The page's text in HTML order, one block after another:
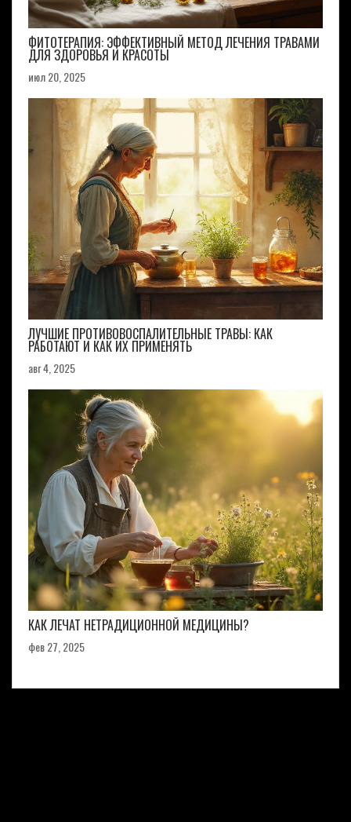
ФИТОТЕРАПИЯ: ЭФФЕКТИВНЫЙ МЕТОД ЛЕЧЕНИЯ ТРАВАМИ
ДЛЯ ЗДОРОВЬЯ И КРАСОТЫ
июл 20, 2025
ЛУЧШИЕ ПРОТИВОВОСПАЛИТЕЛЬНЫЕ ТРАВЫ: КАК
РАБОТАЮТ И КАК ИХ ПРИМЕНЯТЬ
авг 4, 2025
КАК ЛЕЧАТ НЕТРАДИЦИОННОЙ МЕДИЦИНЫ?
фев 27, 2025